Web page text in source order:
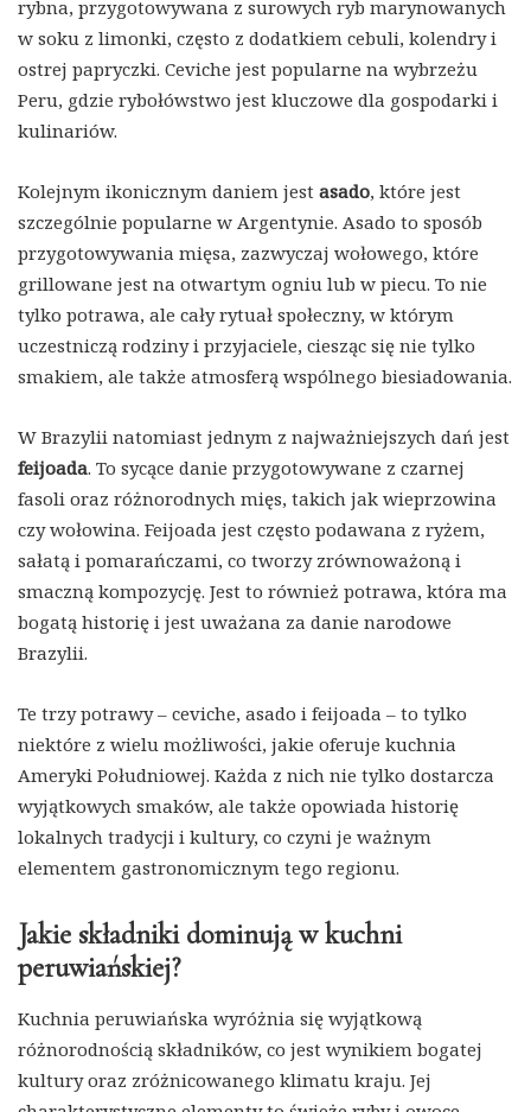
rybna, przygotowywana z surowych ryb marynowanych
w soku z limonki, często z dodatkiem cebuli, kolendry i
ostrej papryczki. Ceviche jest popularne na wybrzeżu
Peru, gdzie rybołówstwo jest kluczowe dla gospodarki i
kulinariów.
Kolejnym ikonicznym daniem jest asado, które jest
szczególnie popularne w Argentynie. Asado to sposób
przygotowywania mięsa, zazwyczaj wołowego, które
grillowane jest na otwartym ogniu lub w piecu. To nie
tylko potrawa, ale cały rytuał społeczny, w którym
uczestniczą rodziny i przyjaciele, ciesząc się nie tylko
smakiem, ale także atmosferą wspólnego biesiadowania.
W Brazylii natomiast jednym z najważniejszych dań jest
feijoada. To sycące danie przygotowywane z czarnej
fasoli oraz różnorodnych mięs, takich jak wieprzowina
czy wołowina. Feijoada jest często podawana z ryżem,
sałatą i pomarańczami, co tworzy zrównoważoną i
smaczną kompozycję. Jest to również potrawa, która ma
bogatą historię i jest uważana za danie narodowe
Brazylii.
Te trzy potrawy – ceviche, asado i feijoada – to tylko
niektóre z wielu możliwości, jakie oferuje kuchnia
Ameryki Południowej. Każda z nich nie tylko dostarcza
wyjątkowych smaków, ale także opowiada historię
lokalnych tradycji i kultury, co czyni je ważnym
elementem gastronomicznym tego regionu.
Jakie składniki dominują w kuchni
peruwiańskiej?
Kuchnia peruwiańska wyróżnia się wyjątkową
różnorodnością składników, co jest wynikiem bogatej
kultury oraz zróżnicowanego klimatu kraju. Jej